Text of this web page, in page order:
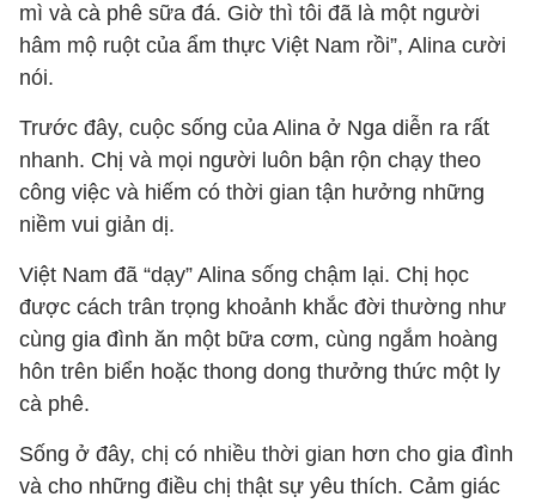
mì và cà phê sữa đá. Giờ thì tôi đã là một người
hâm mộ ruột của ẩm thực Việt Nam rồi”, Alina cười
nói.
Trước đây, cuộc sống của Alina ở Nga diễn ra rất
nhanh. Chị và mọi người luôn bận rộn chạy theo
công việc và hiếm có thời gian tận hưởng những
niềm vui giản dị.
Việt Nam đã “dạy” Alina sống chậm lại. Chị học
được cách trân trọng khoảnh khắc đời thường như
cùng gia đình ăn một bữa cơm, cùng ngắm hoàng
hôn trên biển hoặc thong dong thưởng thức một ly
cà phê.
Sống ở đây, chị có nhiều thời gian hơn cho gia đình
và cho những điều chị thật sự yêu thích. Cảm giác